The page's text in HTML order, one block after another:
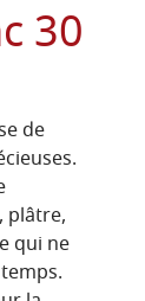
30
de
plâtre,
qui ne